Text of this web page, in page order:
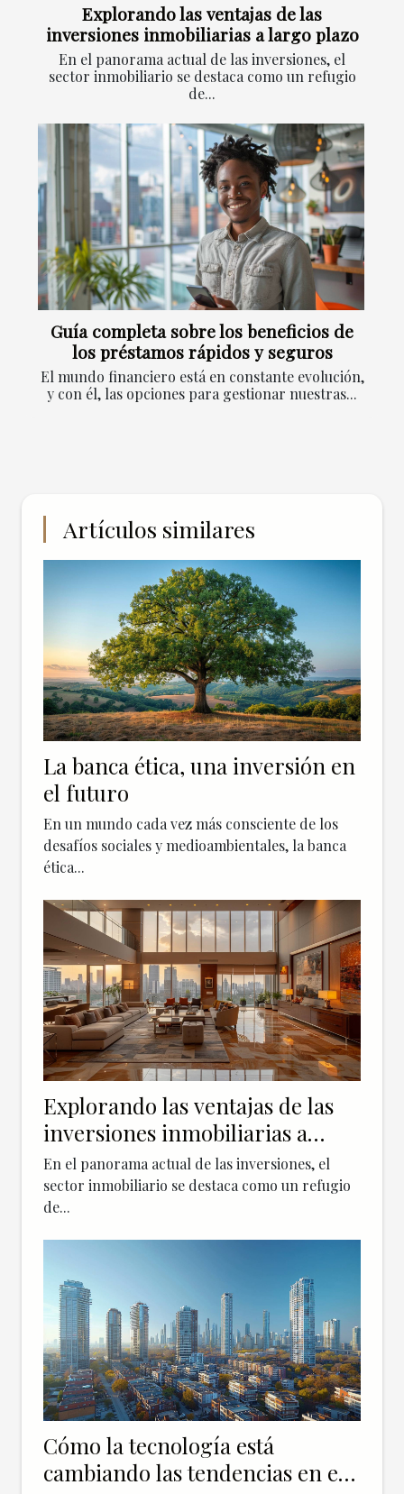
Explorando las ventajas de las
inversiones inmobiliarias a largo plazo
En el panorama actual de las inversiones, el
sector inmobiliario se destaca como un refugio
de...
Guía completa sobre los beneficios de
los préstamos rápidos y seguros
El mundo financiero está en constante evolución,
y con él, las opciones para gestionar nuestras...
Artículos similares
La banca ética, una inversión en
el futuro
En un mundo cada vez más consciente de los
desafíos sociales y medioambientales, la banca
ética...
Explorando las ventajas de las
inversiones inmobiliarias a
largo plazo
En el panorama actual de las inversiones, el
sector inmobiliario se destaca como un refugio
de...
Cómo la tecnología está
cambiando las tendencias en el